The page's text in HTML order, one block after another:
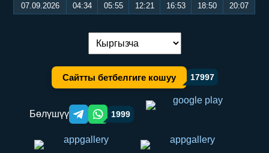
07.09.2026
04:34 05:55 12:21 16:53 18:50 20:07
Тилди алмаштыруу:
Сайтты бетбелгиге кошуу 17997
Бөлүшүү Telegram orqali ulashish
WhatsApp orqali ulashish
1999